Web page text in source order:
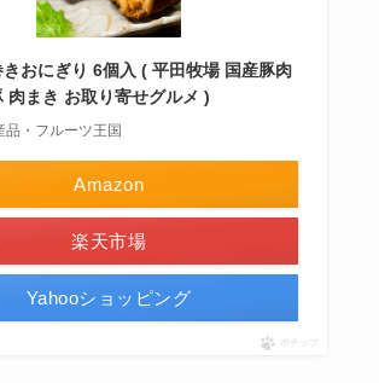
おにぎり 6個入 ( 平田牧場 国産豚肉
肉まき お取り寄せグルメ )
・フルーツ王国
Amazon
楽天市場
Yahooショッピング
ポチップ